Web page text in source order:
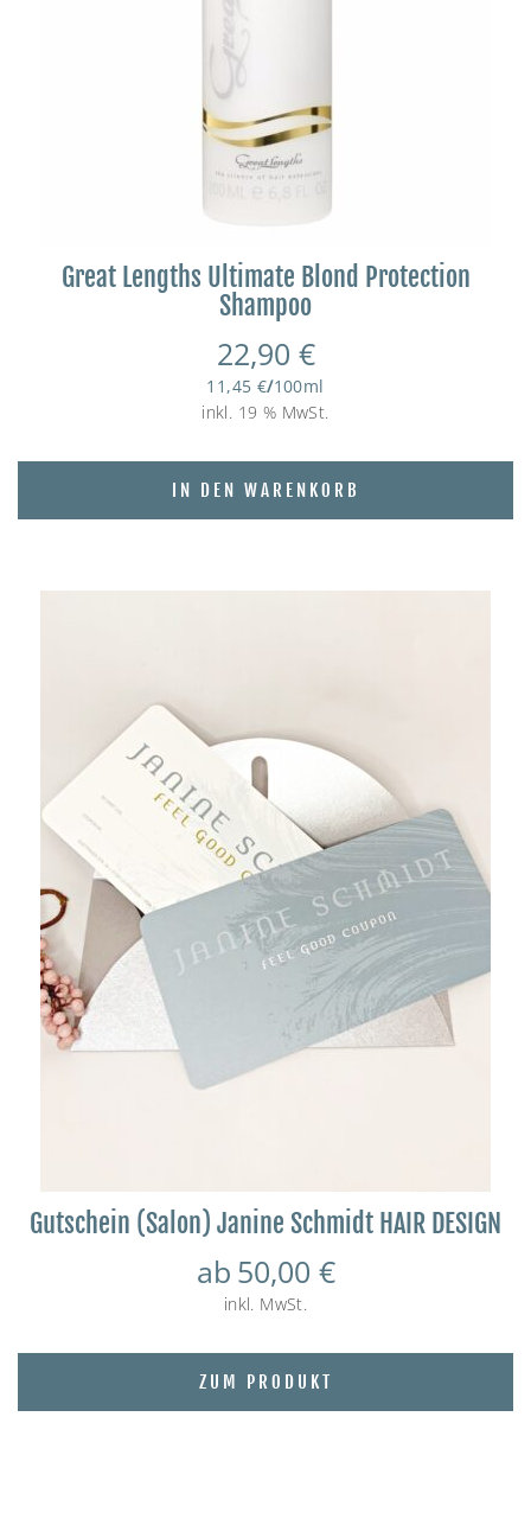
Great Lengths Ultimate Blond Protection
Shampoo
22,90 €
11,45 €/100ml
inkl. 19 % MwSt.
IN DEN WARENKORB
Gutschein (Salon) Janine Schmidt HAIR DESIGN
ab 50,00 €
inkl. MwSt.
ZUM PRODUKT